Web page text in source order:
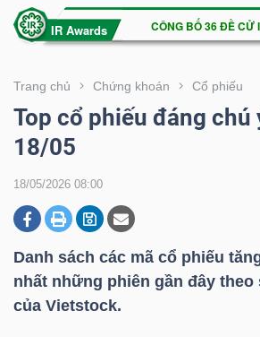
Trang chủ Chứng khoán Cổ phiếu
Top cổ phiếu đáng chú
18/05
18/05/2026 08:00
Danh sách các mã cổ phiếu
nhất những phiên gần đây theo
của Vietstock.
(-)
VIETSTOCK
CHỨNG
DOANH
NGHIỆP